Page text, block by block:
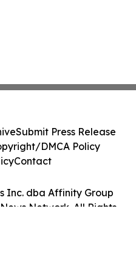
Inc. dba Affinity Group
Network. All Rights
Submit Press Release
DMCA Policy
Contact